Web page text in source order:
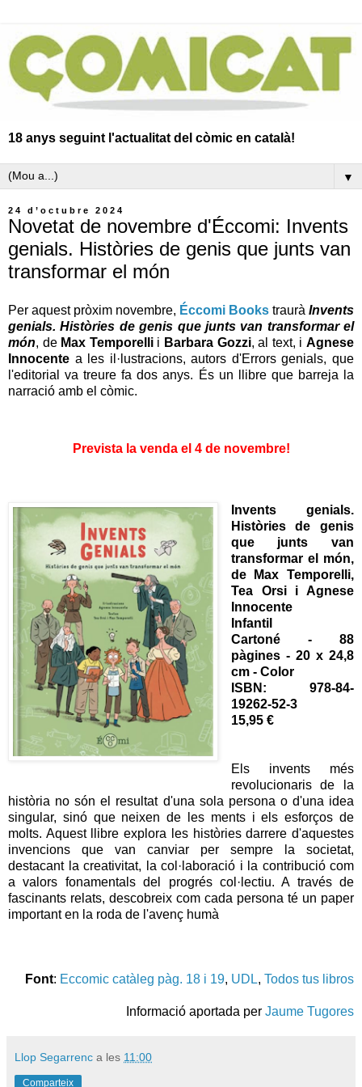
18 anys seguint l'actualitat del còmic en català!
▼
24 d’octubre 2024
Novetat de novembre d'Éccomi: Invents
genials. Històries de genis que junts van
transformar el món
Per aquest pròxim novembre, Éccomi Books traurà Invents
genials. Històries de genis que junts van transformar el
món, de Max Temporellii Barbara Gozzi, al text, iAgnese
Innocente a les il·lustracions, autors d'Errors genials, que
l'editorial va treure fa dos anys. És un llibre que barreja la
narració amb el còmic.
Prevista la venda el 4 de novembre!
Invents genials.
Històries de genis
que junts van
transformar el món,
de Max Temporelli,
Tea Orsi i Agnese
Innocente
Infantil
Cartoné - 88
pàgines - 20 x 24,8
cm - Color
ISBN: 978-84-
19262-52-3
15,95 €
Els invents més
revolucionaris de la
història no són el resultat d'una sola persona o d'una idea
singular, sinó que neixen de les ments i els esforços de
molts. Aquest llibre explora les històries darrere d'aquestes
invencions que van canviar per sempre la societat,
destacant la creativitat, la col·laboració i la contribució com
a valors fonamentals del progrés col·lectiu. A través de
fascinants relats, descobreix com cada persona té un paper
important en la roda de l'avenç humà
Font: Eccomic catàleg pàg. 18 i 19, UDL, Todos tus libros
Informació aportada per Jaume Tugores
Llop Segarrenc a les 11:00
Comparteix